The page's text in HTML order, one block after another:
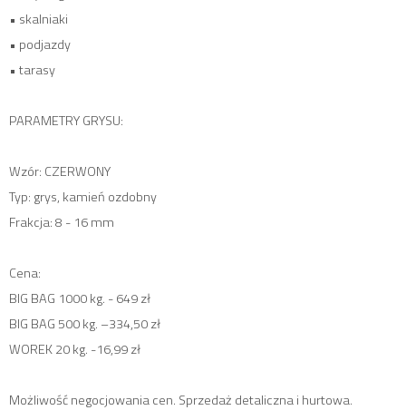
• skalniaki
• podjazdy
• tarasy
PARAMETRY GRYSU:
Wzór: CZERWONY
Typ: grys, kamień ozdobny
Frakcja: 8 - 16 mm
Cena:
BIG BAG 1000 kg. - 649 zł
BIG BAG 500 kg. –334,50 zł
WOREK 20 kg. -16,99 zł
Możliwość negocjowania cen. Sprzedaż detaliczna i hurtowa.